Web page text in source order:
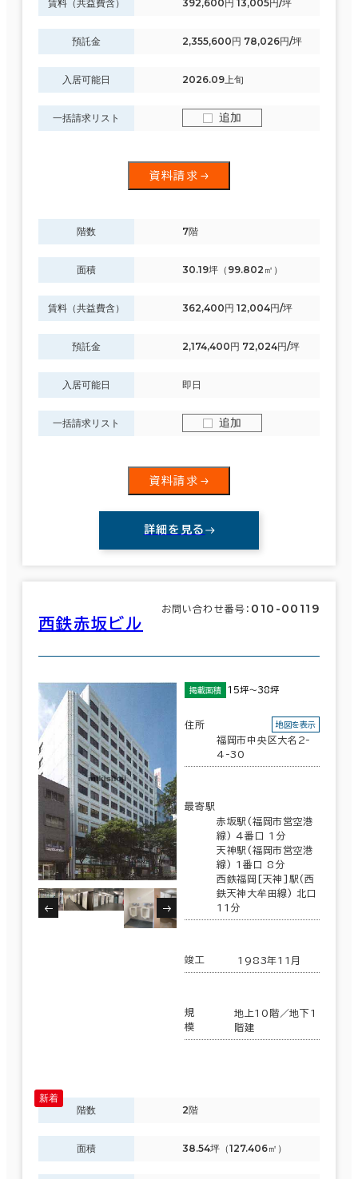
賃料（共益費含） 392,600円 13,005円/坪
預託金 2,355,600円 78,026円/坪
入居可能日 2026.09上旬
一括請求リスト 追加
資料請求
階数 7階
面積 30.19坪（99.802㎡）
賃料（共益費含） 362,400円 12,004円/坪
預託金 2,174,400円 72,024円/坪
入居可能日 即日
一括請求リスト 追加
資料請求
詳細を見る
西鉄赤坂ビル
お問い合わせ番号： 010-00119
掲載面積 15坪～38坪
住所
福岡市中央区大名2-
4-30
地図を表示
最寄駅
赤坂駅(福岡市営空港
線) 4番口 1分
天神駅(福岡市営空港
線) 1番口 8分
西鉄福岡[天神]駅(西
鉄天神大牟田線) 北口
11分
竣工 1983年11月
規
模
地上10階／地下1
階建
階数 2階
面積 38.54坪（127.406㎡）